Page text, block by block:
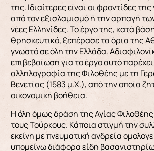
της. Ιδιαίτερες είναι οι φροντίδες
από τον εξισλαμισμό ή την αρπαγή
νέες Ελληνίδες. Το έργο της, κατά
θρησκευτικό, ξεπέρασε τα όρια της
γνωστό σε όλη την Ελλάδα.
επιβεβαίωση για το έργο αυτό
αλληλογραφία της Φιλοθέης με τη
Βενετίας (1583 μ.Χ.), από την οποία
οικονομική βοήθεια.
Η όλη όμως δράση της Αγίας
τους Τούρκους. Κάποια στιγμή την
εκείνη με πνευματική ανδρεία
υπομείνω διάφορα είδη